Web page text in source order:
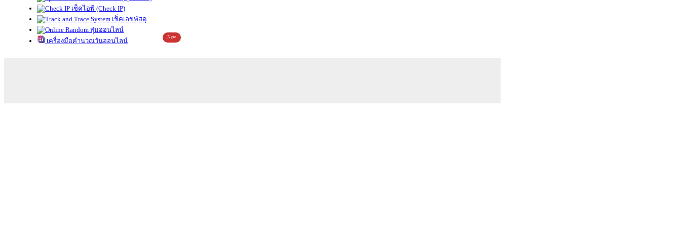
เช็คไอพี (Check IP)
เช็คเลขพัสดุ
สุ่มออนไลน์
เครื่องมือคำนวณวันออนไลน์
New